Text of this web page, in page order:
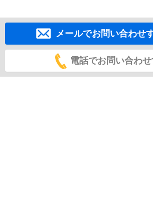
メールでお問い合わせ
電話でお問い合わ